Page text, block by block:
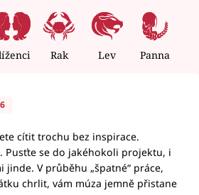
Rak Lev Panna
cítit trochu bez inspirace.
Pusťte se do jakéhokoli projektu, i
jinde. V průběhu „špatné“ práce,
chrlit, vám múza jemně přistane